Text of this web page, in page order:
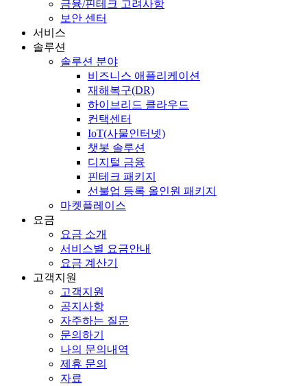
금융/핀테크 고려사항
보안 센터
서비스
솔루션
솔루션 분야
비즈니스 애플리케이션
재해복구(DR)
하이브리드 클라우드
컨택센터
IoT(사물인터넷)
챗봇 솔루션
디지털 금융
핀테크 패키지
선불업 등록 올인원 패키지
마켓플레이스
요금
요금 소개
서비스별 요금안내
요금 계산기
고객지원
고객지원
공지사항
자주하는 질문
문의하기
나의 문의내역
제휴 문의
자료